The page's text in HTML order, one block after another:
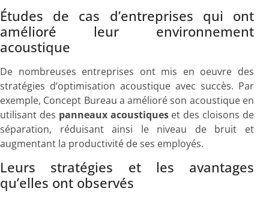
Études de cas d’entreprises qui ont
amélioré leur environnement
acoustique
De nombreuses entreprises ont mis en oeuvre des
stratégies d’optimisation acoustique avec succès. Par
exemple, Concept Bureau a amélioré son acoustique en
utilisant des panneaux acoustiqueset des cloisons de
séparation, réduisant ainsi le niveau de bruit et
augmentant la productivité de ses employés.
Leurs stratégies et les avantages
qu’elles ont observés